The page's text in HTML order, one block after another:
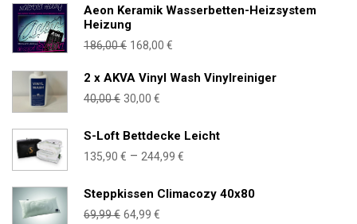
war:
166,00 €
ist:
Aeon Keramik Wasserbetten-Heizsystem
Heizung
186,00€ Ursprünglicher
war:
186,00 €
168,00 €
ist:
2 x AKVA Vinyl Wash Vinylreiniger
40,00€ Ursprünglicher
war:
40,00 €
30,00 €
ist:
30,00 €.
S-Loft Bettdecke Leicht
135,90 € – 244,99 €
bis
Steppkissen Climacozy 40x80
69,99€ Ursprünglicher
64,99 €